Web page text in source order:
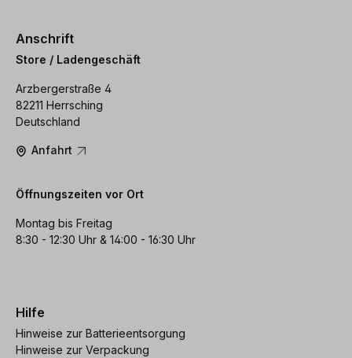
Anschrift
Store / Ladengeschäft
Arzbergerstraße 4
82211 Herrsching
Deutschland
Anfahrt
Öffnungszeiten vor Ort
Montag bis Freitag
8:30 - 12:30 Uhr & 14:00 - 16:30 Uhr
Hilfe
Hinweise zur Batterieentsorgung
Hinweise zur Verpackung